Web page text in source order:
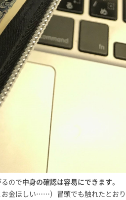
ので中身の確認は容易にできます。
金ほしい……）冒頭でも触れたとおり